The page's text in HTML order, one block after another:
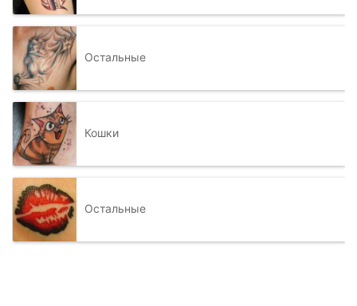
Остальные
Кошки
Остальные